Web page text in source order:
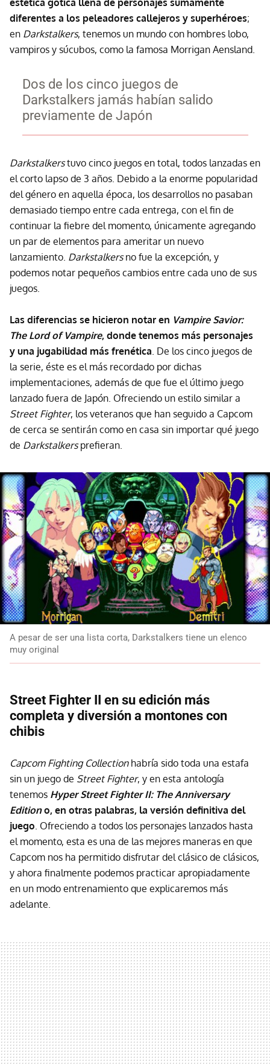
diferentes a los peleadores callejeros y superhéroes;
en Darkstalkers, tenemos un mundo con hombres lobo,
vampiros y súcubos, como la famosa Morrigan Aensland.
Dos de los cinco juegos de
Darkstalkers jamás habían salido
previamente de Japón
Darkstalkerstuvo cinco juegos en total, todos lanzadas en
el corto lapso de 3 años. Debido a la enorme popularidad
del género en aquella época, los desarrollos no pasaban
demasiado tiempo entre cada entrega, con el fin de
continuar la fiebre del momento, únicamente agregando
un par de elementos para ameritar un nuevo
lanzamiento. Darkstalkersno fue la excepción, y
podemos notar pequeños cambios entre cada uno de sus
juegos.
Las diferencias se hicieron notar en Vampire Savior:
The Lord of Vampire, donde tenemos más personajes
y una jugabilidad más frenética . De los cinco juegos de
la serie, éste es el más recordado por dichas
implementaciones, además de que fue el último juego
lanzado fuera de Japón. Ofreciendo un estilo similar a
Street Fighter, los veteranos que han seguido a Capcom
de cerca se sentirán como en casa sin importar qué juego
de Darkstalkersprefieran.
A pesar de ser una lista corta, Darkstalkers tiene un elenco
muy original
Street Fighter II en su edición más
completa y diversión a montones con
chibis
Capcom Fighting Collectionhabría sido toda una estafa
sin un juego de Street Fighter, y en esta antología
tenemos Hyper Street Fighter II: The Anniversary
Editiono, en otras palabras, la versión definitiva del
juego . Ofreciendo a todos los personajes lanzados hasta
el momento, esta es una de las mejores maneras en que
Capcom nos ha permitido disfrutar del clásico de clásicos,
y ahora finalmente podemos practicar apropiadamente
en un modo entrenamiento que explicaremos más
adelante.